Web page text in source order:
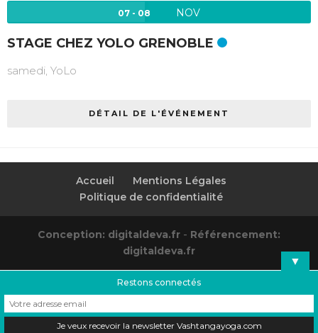
07 - 08 NOV
STAGE CHEZ YOLO GRENOBLE
samedi, YoLo
DÉTAIL DE L'ÉVÉNEMENT
Accueil
Mentions Légales
Politique de confidentialité
Conception: digitaldeva.fr - Référencement:
digitaldeva.fr
▼
Restons connectés